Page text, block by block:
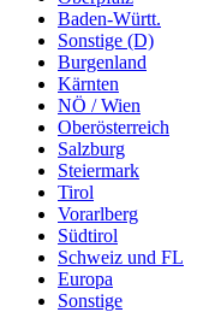
Baden-Württ.
Sonstige (D)
Burgenland
Kärnten
NÖ / Wien
Oberösterreich
Salzburg
Steiermark
Tirol
Vorarlberg
Südtirol
Schweiz und FL
Europa
Sonstige